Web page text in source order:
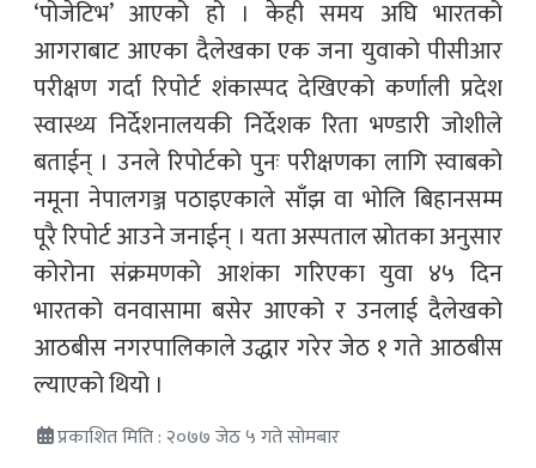
‘पोजेटिभ’ आएको हो । केही समय अघि भारतको
आगराबाट आएका दैलेखका एक जना युवाको पीसीआर
परीक्षण गर्दा रिपोर्ट शंकास्पद देखिएको कर्णाली प्रदेश
स्वास्थ्य निर्देशनालयकी निर्देशक रिता भण्डारी जोशीले
बताईन् । उनले रिपोर्टको पुनः परीक्षणका लागि स्वाबको
नमूना नेपालगञ्ज पठाइएकाले साँझ वा भोलि बिहानसम्म
पूरै रिपोर्ट आउने जनाईन् । यता अस्पताल स्रोतका अनुसार
कोरोना संक्रमणको आशंका गरिएका युवा ४५ दिन
भारतको वनवासामा बसेर आएको र उनलाई दैलेखको
आठबीस नगरपालिकाले उद्धार गरेर जेठ १ गते आठबीस
ल्याएको थियो ।
प्रकाशित मिति : २०७७ जेठ ५ गते सोमबार